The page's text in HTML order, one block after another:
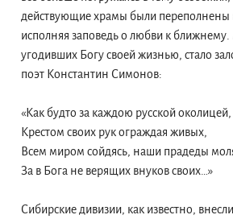
действующие храмы были
исполняя заповедь о любви к ближнему.
угодивших Богу своей жизнью, стало
поэт Константин Симонов:
«Как будто за каждою русской околицей,
Крестом своих рук ограждая живых,
Всем миром сойдясь, наши прадеды
За в Бога не верящих внуков своих…»
Сибирские дивизии, как известно,